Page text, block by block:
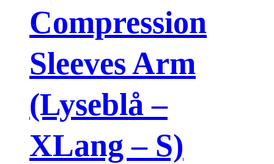
Compression
Sleeves Arm
(Lyseblå –
XLang – S)